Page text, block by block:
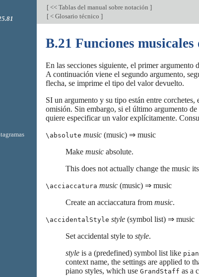
[ << Tablas del manual sobre notación ]
[ < Glosario técnico ]
B.21 Funciones
En las secciones siguiente, el primer
A continuación viene el segundo argumento,
flecha, se imprime el tipo del valor devuelto.
SI un argumento y su tipo están entre
omisión. Sin embargo, si el último argumento
quiere especificar un valor explícitamente.
\absolute music (music) ⇒ music
Make music absolute.
This does not actually change the music
\acciaccatura music (music) ⇒ music
Create an acciaccatura from music.
\accidentalStyle style (symbol list) ⇒ music
Set accidental style to style.
style is a (predefined) symbol list like
context name, the settings are applied to
piano styles, which use GrandStaff as a